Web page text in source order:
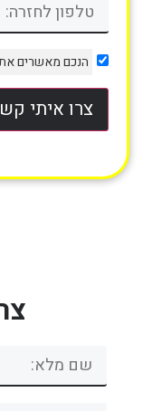
הנכם מאשרים את
צרו איתי